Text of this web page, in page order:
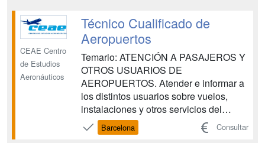
Desde la recepción de la materia prima,
hasta su cocinado, haciendo es...
CEAE Centro
de Estudios
Aeronáuticos
Técnico Cualificado de
Aeropuertos
Temario: ATENCIÓN A PASAJEROS Y
OTROS USUARIOS DE
AEROPUERTOS. Atender e informar a
los distintos usuarios sobre vuelos,
instalaciones y otros servicios del
aeropuerto, siguiendo los
procedimientos establecidos, aplicando
Barcelona Consultar